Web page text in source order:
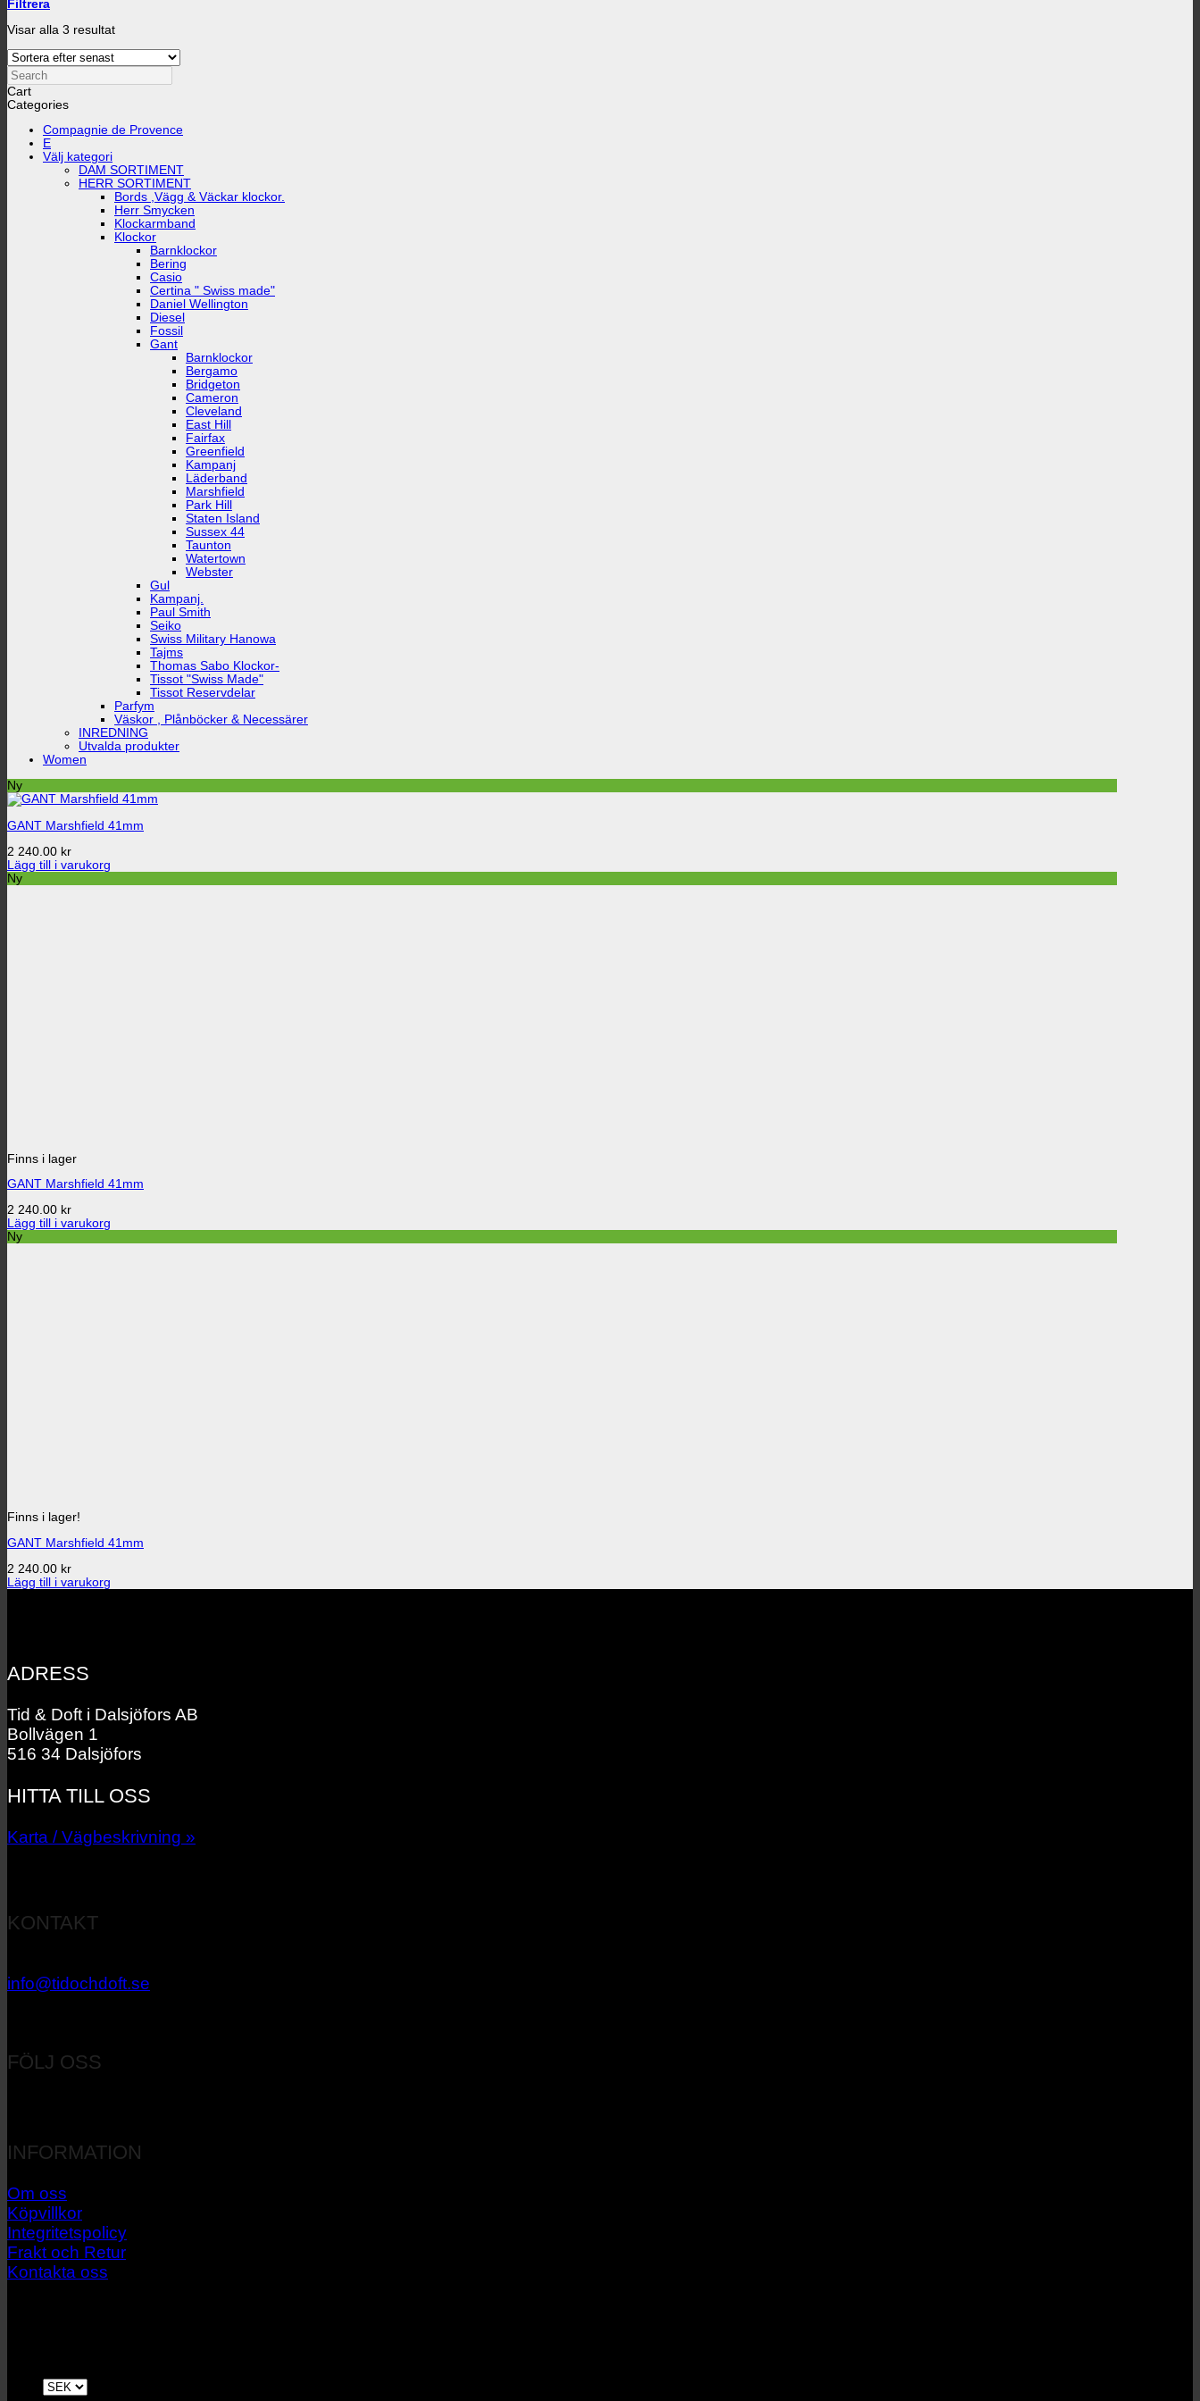
Filtrera
Visar alla 3 resultatSortera
Search
Cart
Categories
Compagnie de Provence
E
Välj kategori
DAM SORTIMENT
HERR SORTIMENT
Bords ,Vägg & Väckar klockor.
Herr Smycken
Klockarmband
Klockor
Barnklockor
Bering
Casio
Certina " Swiss made"
Daniel Wellington
Diesel
Fossil
Gant
Barnklockor
Bergamo
Bridgeton
Cameron
Cleveland
East Hill
Fairfax
Greenfield
Kampanj
Läderband
Marshfield
Park Hill
Staten Island
Sussex 44
Taunton
Watertown
Webster
Gul
Kampanj.
Paul Smith
Seiko
Swiss Military Hanowa
Tajms
Thomas Sabo Klockor-
Tissot "Swiss Made"
Tissot Reservdelar
Parfym
Väskor , Plånböcker & Necessärer
INREDNING
Utvalda produkter
Women
Ny
GANT Marshfield 41mm
2 240.00 kr
Lägg till i varukorg
Ny
Finns i lager
GANT Marshfield 41mm
2 240.00 kr
Lägg till i varukorg
Ny
Finns i lager!
GANT Marshfield 41mm
2 240.00 kr
Lägg till i varukorg
ADRESS
Tid & Doft i Dalsjöfors AB
Bollvägen 1
516 34 Dalsjöfors
HITTA TILL OSS
Karta / Vägbeskrivning »
KONTAKT
info@tidochdoft.se
FÖLJ OSS
INFORMATION
Om oss
Köpvillkor
Integritetspolicy
Frakt och Retur
Kontakta oss